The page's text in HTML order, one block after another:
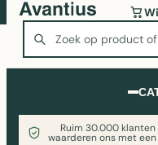
Ruim 30.000 klanten
waarderen ons met een
Wasmachine of